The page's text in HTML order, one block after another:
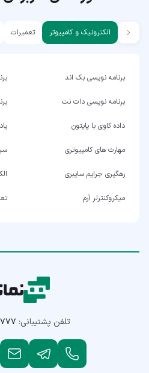
الکترونیک و کامپیوتر تعمیرات
برنامه نویسی بک اند
برنامه نویسی دات نت
داده کاوی با پایتون
مهارت های کامپیوتری
رهگیری جرایم سایبری
میکروکنترلر آرم
تلفن پشتیبانی: ۰۲۱